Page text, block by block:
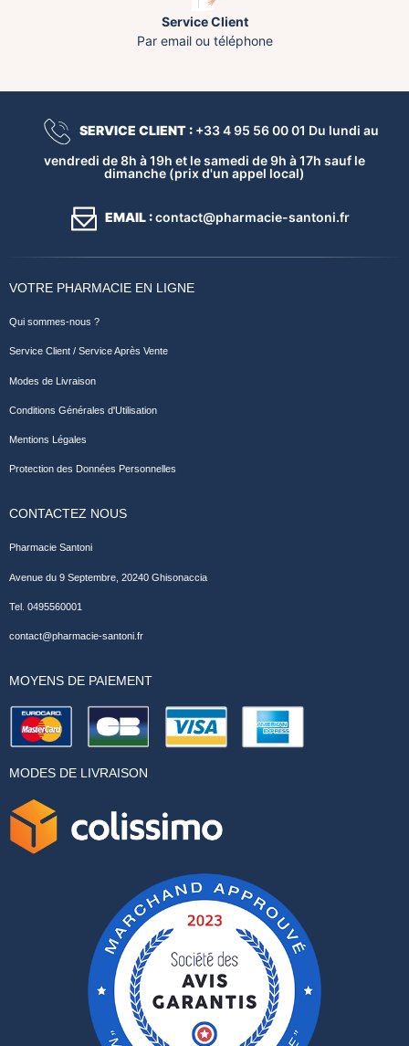
Service Client
Par email ou téléphone
SERVICE CLIENT :+33 4 95 56 00 01 Du lundi au
vendredi de 8h à 19h et le samedi de 9h à 17h sauf le
dimanche (prix d'un appel local)
EMAIL :contact@pharmacie-santoni.fr
VOTRE PHARMACIE EN LIGNE
Qui sommes-nous ?
Service Client / Service Après Vente
Modes de Livraison
Conditions Générales d'Utilisation
Mentions Légales
Protection des Données Personnelles
CONTACTEZ NOUS
Pharmacie Santoni
Avenue du 9 Septembre, 20240 Ghisonaccia
Tel. 0495560001
contact@pharmacie-santoni.fr
MOYENS DE PAIEMENT
MODES DE LIVRAISON